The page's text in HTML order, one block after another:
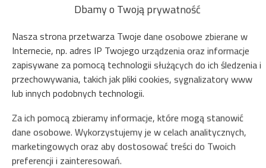
Gwarancja najniższej ceny przyczep tylko na naszej stronie www
Natychmiastowe potwierdzenie rezerwacji (płatność online)
Gwarantujemy pełne bezpieczeństwo transakcji
Dbamy o Twoją prywatność
Nasza strona przetwarza Twoje dane osobowe zbierane w
Internecie, np. adres IP Twojego urządzenia oraz informacje
zapisywane za pomocą technologii służących do ich śledzenia i
przechowywania, takich jak pliki cookies, sygnalizatory www
lub innych podobnych technologii.
Za ich pomocą zbieramy informacje, które mogą stanowić
dane osobowe. Wykorzystujemy je w celach analitycznych,
marketingowych oraz aby dostosować treści do Twoich
preferencji i zainteresowań.